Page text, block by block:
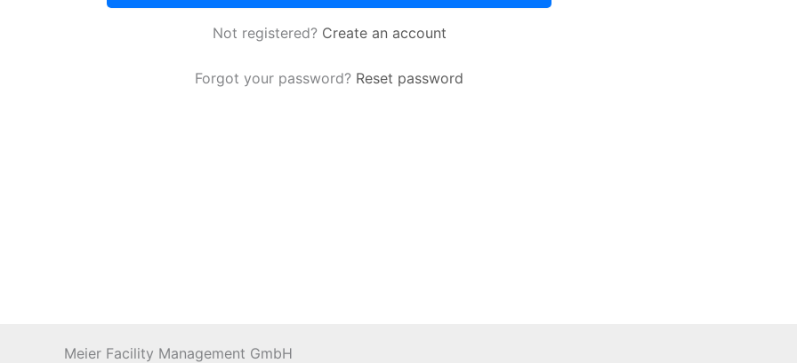
Not registered? Create an account
Forgot your password? Reset password
Meier Facility Management GmbH